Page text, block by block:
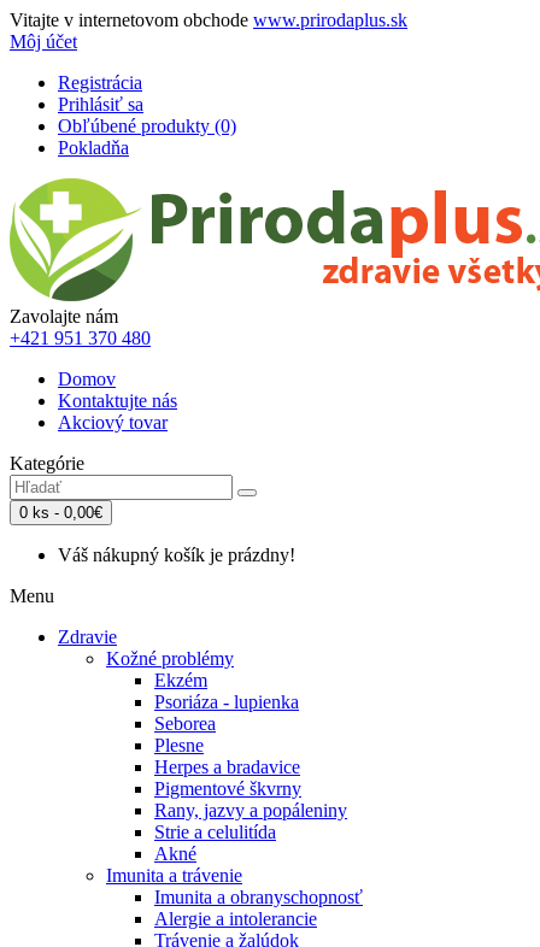
Vitajte v internetovom obchode www.prirodaplus.sk
Môj účet
Registrácia
Prihlásiť sa
Obľúbené produkty (0)
Pokladňa
Zavolajte nám
+421 951 370 480
Domov
Kontaktujte nás
Akciový tovar
Kategórie
0 ks - 0,00€
Váš nákupný košík je prázdny!
Menu
Zdravie
Kožné problémy
Ekzém
Psoriáza - lupienka
Seborea
Plesne
Herpes a bradavice
Pigmentové škvrny
Rany, jazvy a popáleniny
Strie a celulitída
Akné
Imunita a trávenie
Imunita a obranyschopnosť
Alergie a intolerancie
Trávenie a žalúdok